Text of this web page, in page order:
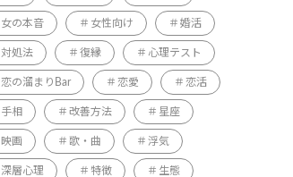
女の本音 女性向け 婚活
対処法 復縁 心理テスト
恋の溜まりBar 恋愛 恋活
手相 改善方法 星座
映画 歌・曲 浮気
深層心理 特徴 生態